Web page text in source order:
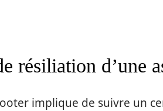
résiliation d’une
implique de suivre un